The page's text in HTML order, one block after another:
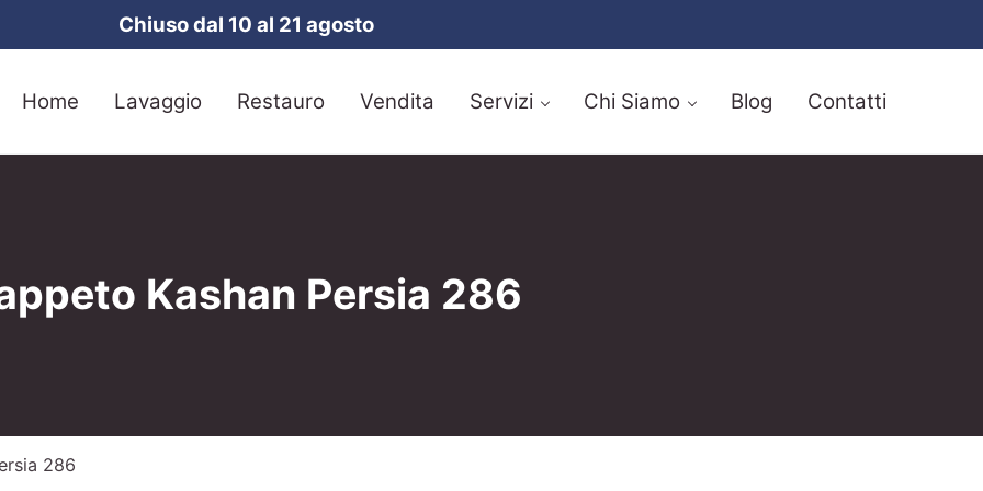
Chiuso dal 10 al 21 agosto
Home Lavaggio Restauro Vendita Servizi Chi Siamo Blog Contatti
Kashan Persia 286
286